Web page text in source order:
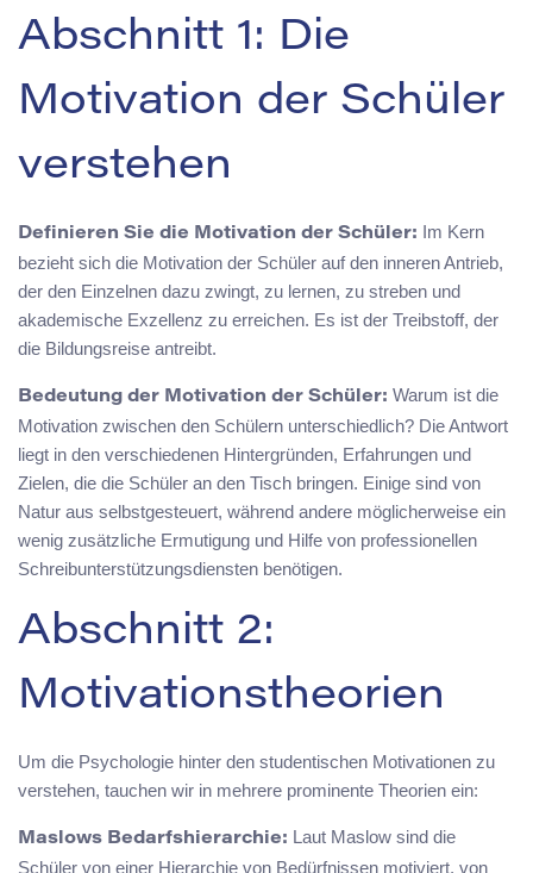
Abschnitt 1: Die
Motivation der Schüler
verstehen
Definieren Sie die Motivation der Schüler: Im Kern
bezieht sich die Motivation der Schüler auf den inneren Antrieb,
der den Einzelnen dazu zwingt, zu lernen, zu streben und
akademische Exzellenz zu erreichen. Es ist der Treibstoff, der
die Bildungsreise antreibt.
Bedeutung der Motivation der Schüler: Warum ist die
Motivation zwischen den Schülern unterschiedlich? Die Antwort
liegt in den verschiedenen Hintergründen, Erfahrungen und
Zielen, die die Schüler an den Tisch bringen. Einige sind von
Natur aus selbstgesteuert, während andere möglicherweise ein
wenig zusätzliche Ermutigung und Hilfe von professionellen
Schreibunterstützungsdiensten benötigen.
Abschnitt 2:
Motivationstheorien
Um die Psychologie hinter den studentischen Motivationen zu
verstehen, tauchen wir in mehrere prominente Theorien ein:
Maslows Bedarfshierarchie: Laut Maslow sind die
Schüler von einer Hierarchie von Bedürfnissen motiviert, von